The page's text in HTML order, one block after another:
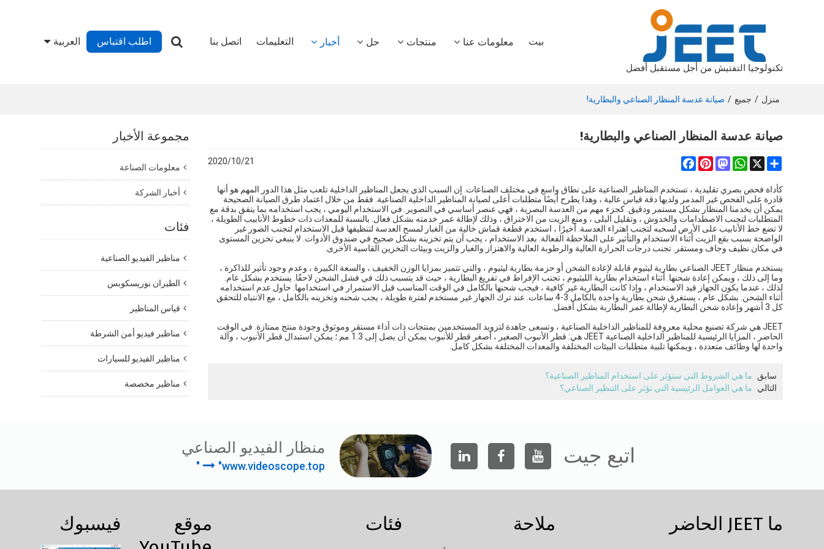
تكنولوجيا التفتيش من أجل مستقبل أفضل
بيت معلومات عنا منتجات حل أخبار التعليمات اتصل بنا اطلب اقتباس العربية
منزل / جميع / صيانة عدسة المنظار الصناعي والبطارية!
مجموعة الأخبار
معلومات الصناعة
أخبار الشركة
فئات
مناظير الفيديو الصناعية
الطيران بوريسكوبس
قياس المناظير
مناظير فيديو أمن الشرطة
مناظير الفيديو للسيارات
مناظير مخصصة
صيانة عدسة المنظار الصناعي والبطارية!
Share
FacebookPinterest
Mastodon
WhatsApp X
2020/10/21
كأداة فحص بصري تقليدية ، تستخدم المناظير الصناعية على نطاق واسع في مختلف الصناعات. إن السبب الذي يجعل المناظير الداخلية تلعب مثل هذا الدور المهم هو أنها
قادرة على الفحص غير المدمر ولديها دقة قياس عالية ، وهذا يطرح أيضًا متطلبات أعلى لصيانة المناظير الداخلية الصناعية. فقط من خلال اعتماد طرق الصيانة الصحيحة
يمكن أن يخدمنا المنظار بشكل مستمر ودقيق. كجزء مهم من العدسة البصرية ، فهي عنصر أساسي في التصوير. في الاستخدام اليومي ، يجب استخدامه بما يتفق بدقة مع
المتطلبات لتجنب الاصطدامات والخدوش ، وتقليل البلى ، ومنع الزيت من الاختراق ، وذلك لإطالة عمر خدمته بشكل فعال. بالنسبة للمعدات ذات خطوط الأنابيب الطويلة ،
لا تضع خط الأنابيب على الأرض لسحبه لتجنب اهتراء العدسة. أخيرًا ، استخدم قطعة قماش خالية من الغبار لمسح العدسة لتنظيفها قبل الاستخدام لتجنب الصور غير
الواضحة بسبب بقع الزيت أثناء الاستخدام والتأثير على الملاحظة الفعالة. بعد الاستخدام ، يجب أن يتم تخزينه بشكل صحيح في صندوق الأدوات. لا ينبغي تخزين المستوى
في مكان نظيف وجاف ومستقر. تجنب درجات الحرارة العالية والرطوبة العالية والاهتزاز والغبار والزيت وبيئات التخزين القاسية الأخرى.
يستخدم منظار JEET الصناعي بطارية ليثيوم قابلة لإعادة الشحن أو حزمة بطارية ليثيوم ، والتي تتميز بمزايا الوزن الخفيف ، والسعة الكبيرة ، وعدم وجود تأثير للذاكرة ،
وما إلى ذلك ، ويمكن إعادة شحنها. أثناء استخدام بطارية الليثيوم ، تجنب الإفراط في تفريغ البطارية ، حيث قد يتسبب ذلك في فشل الشحن لاحقًا. يستخدم بشكل عام.
لذلك ، عندما يكون الجهاز قيد الاستخدام ، وإذا كانت البطارية غير كافية ، فيجب شحنها بالكامل في الوقت المناسب قبل الاستمرار في استخدامها. حاول عدم استخدامه
أثناء الشحن. بشكل عام ، يستغرق شحن بطارية واحدة بالكامل 3-4 ساعات. عند ترك الجهاز غير مستخدم لفترة طويلة ، يجب شحنه وتخزينه بالكامل ، مع الانتباه للتحقق
كل 3 أشهر وإعادة شحن البطارية لإطالة عمر البطارية بشكل أفضل.
JEET هي شركة تصنيع محلية معروفة للمناظير الداخلية الصناعية ، وتسعى جاهدة لتزويد المستخدمين بمنتجات ذات أداء مستقر وموثوق وجودة منتج ممتازة. في الوقت
الحاضر ، المزايا الرئيسية للمناظير الداخلية الصناعية JEET هي: قطر الأنبوب الصغير ، أصغر قطر للأنبوب يمكن أن يصل إلى 1.3 مم ؛ يمكن استبدال قطر الأنبوب ، وآلة
واحدة لها وظائف متعددة ، ويمكنها تلبية متطلبات البيئات المختلفة والمعدات المختلفة بشكل كامل.
سابق
ما هي الشروط التي ستؤثر على استخدام المناظير الصناعية؟
التالي
ما هي العوامل الرئيسية التي تؤثر على التنظير الصناعي؟
اتبع جيت منظار الفيديو الصناعي
"www.videoscope.top"
ما JEET الحاضر ملاحة فئات
موقع
فيسبوك